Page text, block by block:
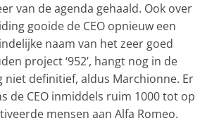
van de agenda gehaald. Ook over
gooide de CEO opnieuw een
naam van het zeer goed
project ‘952’, hangt nog in de
niet definitief, aldus Marchionne. Er
de CEO inmiddels ruim 1000 tot op
mensen aan Alfa Romeo.